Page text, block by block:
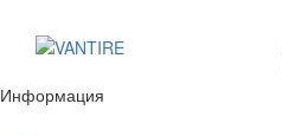
Информация